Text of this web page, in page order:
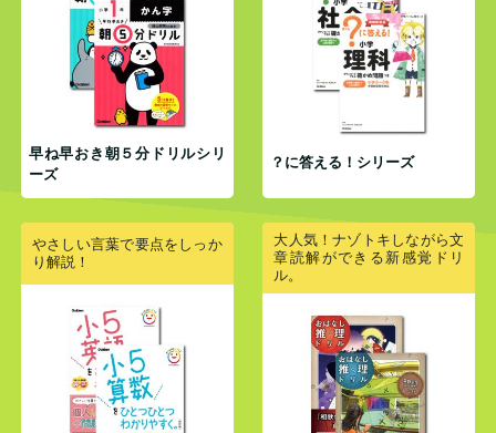
早ね早おき朝５分ドリルシリ
ーズ
？に答える！シリーズ
やさしい言葉で要点をしっか
り解説！
大人気！ナゾトキしながら文
章読解ができる新感覚ドリ
ル。